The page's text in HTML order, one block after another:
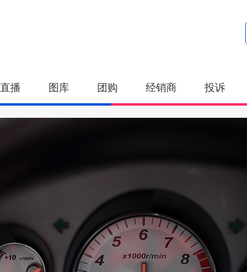
直播 图库 团购 经销商 投诉